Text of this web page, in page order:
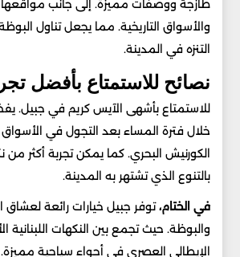
طازجة ووصفات مميزة. إلى جانب مواقعها
والأسواق التاريخية. مما يجعل تناول
التنزه في المدينة.
نصائح للاستمتاع بأفضل
للاستمتاع بأشهى الآيس كريم في جبيل.
خلال فترة المساء بعد التجول في الأسواق
الكورنيش البحري. كما يمكن تجربة أكثر من
بالتنوع الذي تشتهر به المدينة.
في الختام،توفر جبيل خيارات رائعة لعشاق
والبوظة. حيث تجمع بين النكهات اللبنانية
الإيطالي العصري في أجواء سياحية